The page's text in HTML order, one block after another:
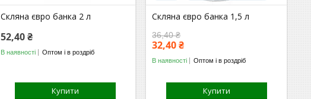
Скляна євро банка 2 л
52,40 ₴
В наявності Оптом і в роздріб
Купити
Скляна євро банка 1,5 л
36,40 ₴
32,40 ₴
В наявності Оптом і в роздріб
Купити